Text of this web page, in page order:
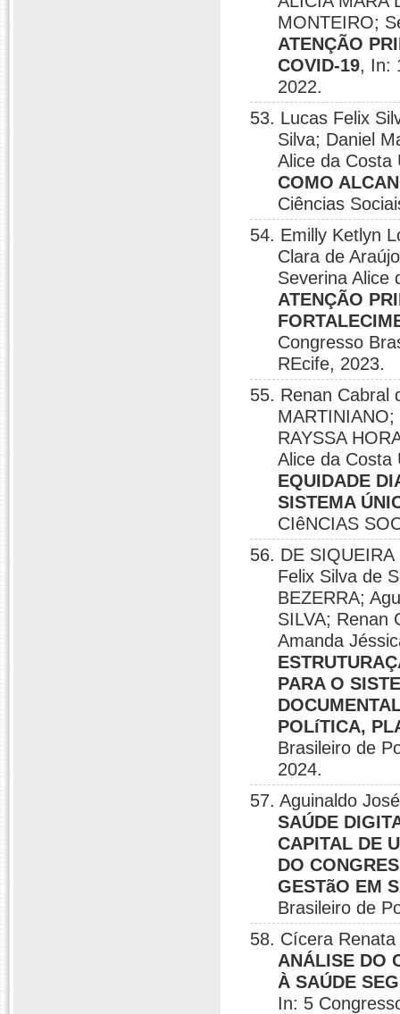
MONTEIRO;
ATENÇÃO
COVID-19, In:
2022.
53. Lucas Felix
Silva; Daniel
Alice da
COMO
Ciências
54. Emilly Ketlyn
Clara de
Severina Alice
ATENÇÃO
Congresso
REcife, 2023.
55. Renan Cabral
RAYSSA
Alice da
EQUIDADE
SISTEMA
CIêNCIAS
56. DE
Felix Silva de
BEZERRA;
SILVA; Renan
Amanda
PARA O
POLíTICA,
Brasileiro de
2024.
57. Aguinaldo
SAÚDE
CAPITAL DE
DO
GESTãO EM
Brasileiro de
58. Cícera
ANÁLISE DO
À SAÚDE
In: 5